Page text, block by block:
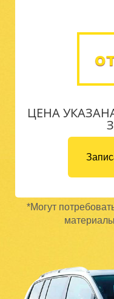
ЦЕНА
*Могут